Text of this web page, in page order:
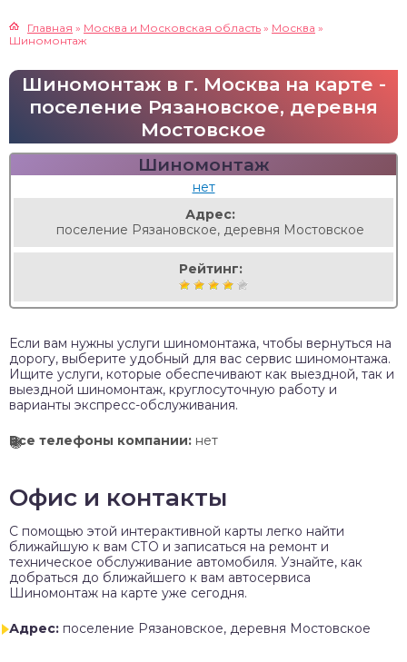
Главная » Москва и Московская область » Москва »
Шиномонтаж
Шиномонтаж в г. Москва на карте -
поселение Рязановское, деревня
Мостовское
Шиномонтаж
нет
Адрес:
поселение Рязановское, деревня Мостовское
Рейтинг:
Если вам нужны услуги шиномонтажа, чтобы вернуться на
дорогу, выберите удобный для вас сервис шиномонтажа.
Ищите услуги, которые обеспечивают как выездной, так и
выездной шиномонтаж, круглосуточную работу и
варианты экспресс-обслуживания.
Все телефоны компании: нет
Офис и контакты
C помощью этой интерактивной карты легко найти
ближайшую к вам СТО и записаться на ремонт и
техническое обслуживание автомобиля. Узнайте, как
добраться до ближайшего к вам автосервиса
Шиномонтаж на карте уже сегодня.
Адрес: поселение Рязановское, деревня Мостовское